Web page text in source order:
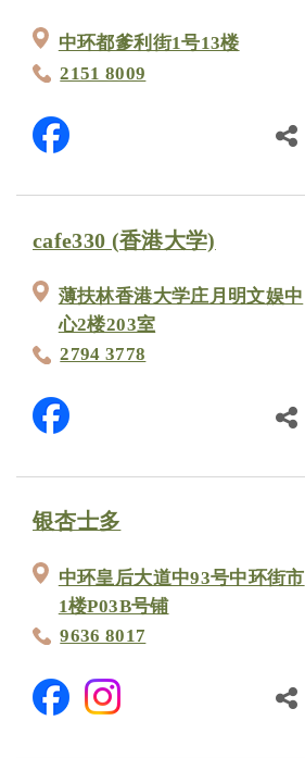
中环都爹利街1号13楼
2151 8009
cafe330 (香港大学)
薄扶林香港大学庄月明文娱中
心2楼203室
2794 3778
银杏士多
中环皇后大道中93号中环街市
1楼P03B号铺
9636 8017